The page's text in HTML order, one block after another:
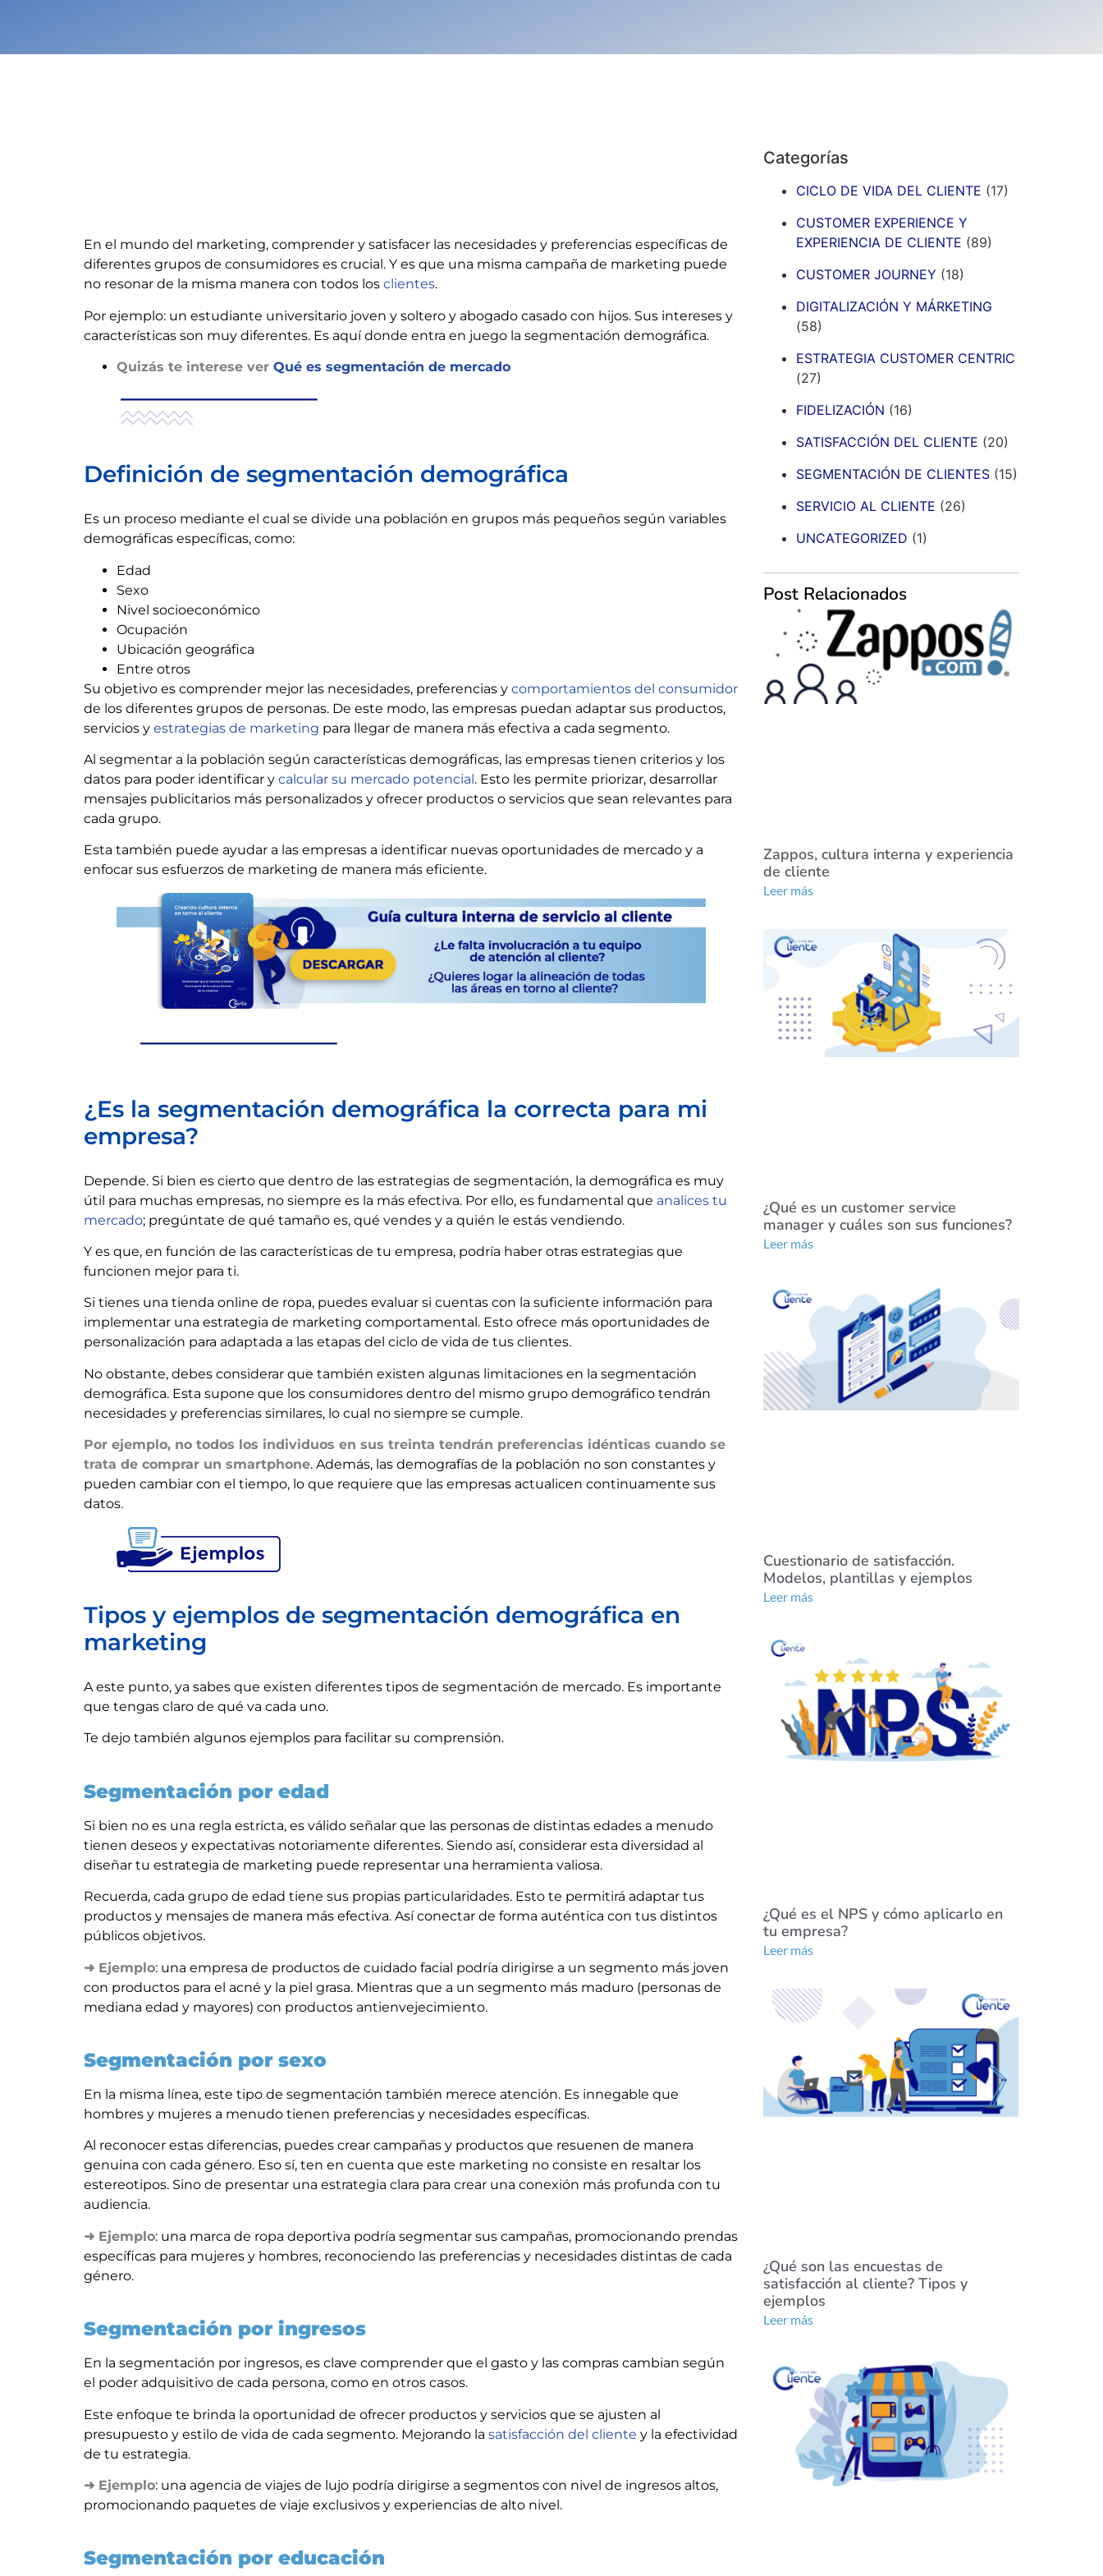
En el mundo del marketing, comprender y satisfacer las necesidades y preferencias específicas de
diferentes grupos de consumidores es crucial. Y es que una misma campaña de marketing puede
no resonar de la misma manera con todos los clientes.
Por ejemplo: un estudiante universitario joven y soltero y abogado casado con hijos. Sus intereses y
características son muy diferentes. Es aquí donde entra en juego la segmentación demográfica.
Quizás te interese ver Qué es segmentación de mercado
Definición de segmentación demográfica
Es un proceso mediante el cual se divide una población en grupos más pequeños según variables
demográficas específicas, como:
Edad
Sexo
Nivel socioeconómico
Ocupación
Ubicación geográfica
Entre otros
Su objetivo es comprender mejor las necesidades, preferencias y comportamientos del consumidor
de los diferentes grupos de personas. De este modo, las empresas puedan adaptar sus productos,
servicios y estrategias de marketing para llegar de manera más efectiva a cada segmento.
Al segmentar a la población según características demográficas, las empresas tienen criterios y los
datos para poder identificar y calcular su mercado potencial. Esto les permite priorizar, desarrollar
mensajes publicitarios más personalizados y ofrecer productos o servicios que sean relevantes para
cada grupo.
Esta también puede ayudar a las empresas a identificar nuevas oportunidades de mercado y a
enfocar sus esfuerzos de marketing de manera más eficiente.
¿Es la segmentación demográfica la correcta para mi
empresa?
Depende. Si bien es cierto que dentro de las estrategias de segmentación, la demográfica es muy
útil para muchas empresas, no siempre es la más efectiva. Por ello, es fundamental que analices tu
mercado; pregúntate de qué tamaño es, qué vendes y a quién le estás vendiendo.
Y es que, en función de las características de tu empresa, podría haber otras estrategias que
funcionen mejor para ti.
Si tienes una tienda online de ropa, puedes evaluar si cuentas con la suficiente información para
implementar una estrategia de marketing comportamental. Esto ofrece más oportunidades de
personalización para adaptada a las etapas del ciclo de vida de tus clientes.
No obstante, debes considerar que también existen algunas limitaciones en la segmentación
demográfica. Esta supone que los consumidores dentro del mismo grupo demográfico tendrán
necesidades y preferencias similares, lo cual no siempre se cumple.
Por ejemplo, no todos los individuos en sus treinta tendrán preferencias idénticas cuando se
trata de comprar un smartphone. Además, las demografías de la población no son constantes y
pueden cambiar con el tiempo, lo que requiere que las empresas actualicen continuamente sus
datos.
Tipos y ejemplos de segmentación demográfica en
marketing
A este punto, ya sabes que existen diferentes tipos de segmentación de mercado. Es importante
que tengas claro de qué va cada uno.
Te dejo también algunos ejemplos para facilitar su comprensión.
Segmentación por edad
Si bien no es una regla estricta, es válido señalar que las personas de distintas edades a menudo
tienen deseos y expectativas notoriamente diferentes. Siendo así, considerar esta diversidad al
diseñar tu estrategia de marketing puede representar una herramienta valiosa.
Recuerda, cada grupo de edad tiene sus propias particularidades. Esto te permitirá adaptar tus
productos y mensajes de manera más efectiva. Así conectar de forma auténtica con tus distintos
públicos objetivos.
➜ Ejemplo: una empresa de productos de cuidado facial podría dirigirse a un segmento más joven
con productos para el acné y la piel grasa. Mientras que a un segmento más maduro (personas de
mediana edad y mayores) con productos antienvejecimiento.
Segmentación por sexo
En la misma línea, este tipo de segmentación también merece atención. Es innegable que
hombres y mujeres a menudo tienen preferencias y necesidades específicas.
Al reconocer estas diferencias, puedes crear campañas y productos que resuenen de manera
genuina con cada género. Eso sí, ten en cuenta que este marketing no consiste en resaltar los
estereotipos. Sino de presentar una estrategia clara para crear una conexión más profunda con tu
audiencia.
➜ Ejemplo: una marca de ropa deportiva podría segmentar sus campañas, promocionando prendas
específicas para mujeres y hombres, reconociendo las preferencias y necesidades distintas de cada
género.
Segmentación por ingresos
En la segmentación por ingresos, es clave comprender que el gasto y las compras cambian según
el poder adquisitivo de cada persona, como en otros casos.
Este enfoque te brinda la oportunidad de ofrecer productos y servicios que se ajusten al
presupuesto y estilo de vida de cada segmento. Mejorando la satisfacción del cliente y la efectividad
de tu estrategia.
➜ Ejemplo: una agencia de viajes de lujo podría dirigirse a segmentos con nivel de ingresos altos,
promocionando paquetes de viaje exclusivos y experiencias de alto nivel.
Segmentación por educación
Categorías
CICLO DE VIDA DEL CLIENTE (17)
CUSTOMER EXPERIENCE Y
EXPERIENCIA DE CLIENTE (89)
CUSTOMER JOURNEY (18)
DIGITALIZACIÓN Y MÁRKETING
(58)
ESTRATEGIA CUSTOMER CENTRIC
(27)
FIDELIZACIÓN (16)
SATISFACCIÓN DEL CLIENTE (20)
SEGMENTACIÓN DE CLIENTES (15)
SERVICIO AL CLIENTE (26)
UNCATEGORIZED (1)
Post Relacionados
Zappos, cultura interna y experiencia
de cliente
Leer más
¿Qué es un customer service
manager y cuáles son sus funciones?
Leer más
Cuestionario de satisfacción.
Modelos, plantillas y ejemplos
Leer más
¿Qué es el NPS y cómo aplicarlo en
tu empresa?
Leer más
¿Qué son las encuestas de
satisfacción al cliente? Tipos y
ejemplos
Leer más